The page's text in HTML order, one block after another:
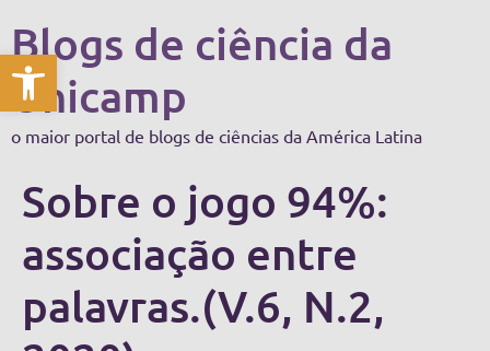
Abrir a barra de ferramentas
Blogs de ciência da
Unicamp
o maior portal de blogs de ciências da América Latina
Sobre o jogo 94%:
associação entre
palavras.(V.6, N.2,